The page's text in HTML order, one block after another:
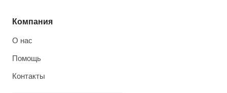
Компания
О нас
Помощь
Контакты